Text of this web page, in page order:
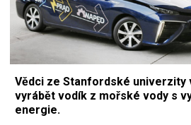
Vědci ze Stanfordské univerzity
vyrábět vodík z mořské vody s
energie.